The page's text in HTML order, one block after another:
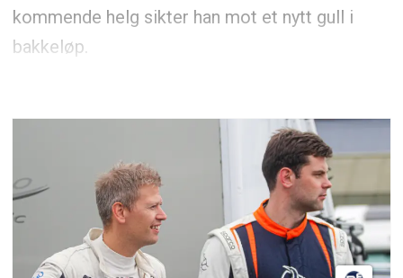
kommende helg sikter han mot et nytt gull i
bakkeløp.